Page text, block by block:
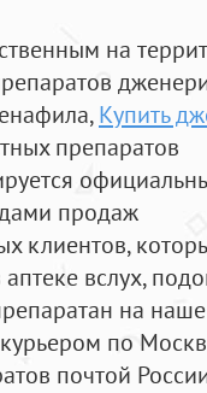
на
, Купить
препаратов
продаж
клиентов,
вслух,
на
по
почтой